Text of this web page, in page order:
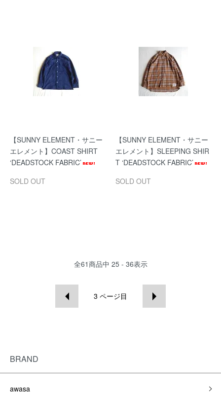
【SUNNY ELEMENT・サニー
エレメント】COAST SHIRT
‘DEADSTOCK FABRIC’
SOLD OUT
【SUNNY ELEMENT・サニー
エレメント】SLEEPING SHIR
T ‘DEADSTOCK FABRIC’
SOLD OUT
全61商品中 25 - 36表示
3 ページ目
BRAND
awasa